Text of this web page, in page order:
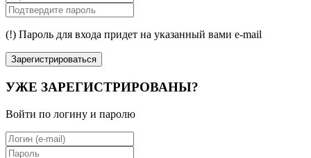
(!) Пароль для входа придет на указанный вами e-mail
Зарегистрироваться
УЖЕ ЗАРЕГИСТРИРОВАНЫ?
Войти по логину и паролю